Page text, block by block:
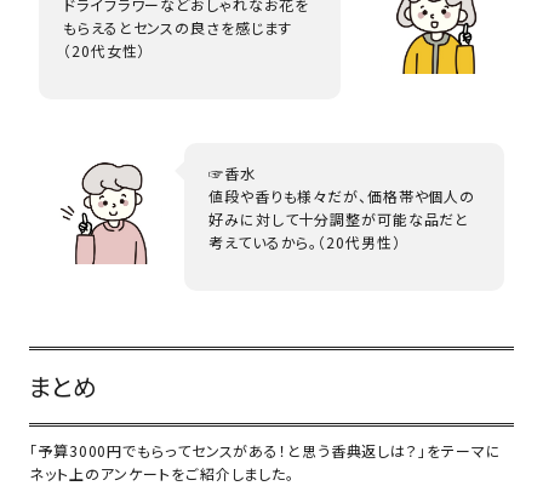
もらえるとセンスの良さを感じます
（20代女性）
☞香水
値段や香りも様々だが、価格帯や個人の
好みに対して十分調整が可能な品だと
考えているから。（20代男性）
まとめ
「予算3000円でもらってセンスがある！と思う香典返しは？」をテーマに
ネット上のアンケートをご紹介しました。